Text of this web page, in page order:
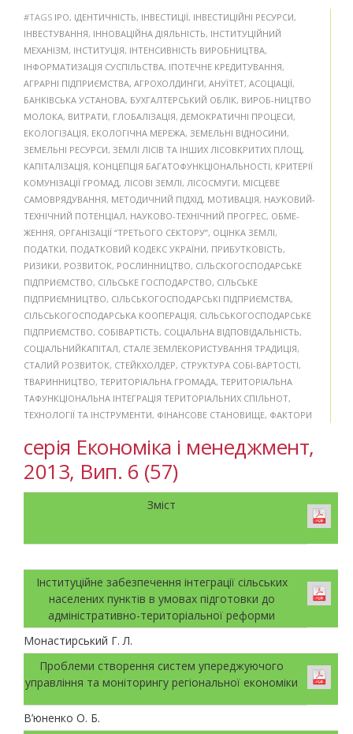
#TAGS IPO, ІДЕНТИЧНІСТЬ, ІНВЕСТИЦІЇ, ІНВЕСТИЦІЙНІ РЕСУРСИ,
ІНВЕСТУВАННЯ, ІННОВАЦІЙНА ДІЯЛЬНІСТЬ, ІНСТИТУЦІЙНИЙ
МЕХАНІЗМ, ІНСТИТУЦІЯ, ІНТЕНСИВНІСТЬ ВИРОБНИЦТВА,
ІНФОРМАТИЗАЦІЯ СУСПІЛЬСТВА, ІПОТЕЧНЕ КРЕДИТУВАННЯ,
АГРАРНІ ПІДПРИЄМСТВА, АГРОХОЛДИНГИ, АНУЇТЕТ, АСОЦІАЦІЇ,
БАНКІВСЬКА УСТАНОВА, БУХГАЛТЕРСЬКИЙ ОБЛІК, ВИРОБ-НИЦТВО
МОЛОКА, ВИТРАТИ, ГЛОБАЛІЗАЦІЯ, ДЕМОКРАТИЧНІ ПРОЦЕСИ,
ЕКОЛОГІЗАЦІЯ, ЕКОЛОГІЧНА МЕРЕЖА, ЗЕМЕЛЬНІ ВІДНОСИНИ,
ЗЕМЕЛЬНІ РЕСУРСИ, ЗЕМЛІ ЛІСІВ ТА ІНШИХ ЛІСОВКРИТИХ ПЛОЩ,
КАПІТАЛІЗАЦІЯ, КОНЦЕПЦІЯ БАГАТОФУНКЦІОНАЛЬНОСТІ, КРИТЕРІЇ
КОМУНІЗАЦІЇ ГРОМАД, ЛІСОВІ ЗЕМЛІ, ЛІСОСМУГИ, МІСЦЕВЕ
САМОВРЯДУВАННЯ, МЕТОДИЧНИЙ ПІДХІД, МОТИВАЦІЯ, НАУКОВИЙ-
ТЕХНІЧНИЙ ПОТЕНЦІАЛ, НАУКОВО-ТЕХНІЧНИЙ ПРОГРЕС, ОБМЕ-
ЖЕННЯ, ОРГАНІЗАЦІЇ “ТРЕТЬОГО СЕКТОРУ”, ОЦІНКА ЗЕМЛІ,
ПОДАТКИ, ПОДАТКОВИЙ КОДЕКС УКРАЇНИ, ПРИБУТКОВІСТЬ,
РИЗИКИ, РОЗВИТОК, РОСЛИННИЦТВО, СІЛЬСКОГОСПОДАРСЬКЕ
ПІДПРИЄМСТВО, СІЛЬСЬКЕ ГОСПОДАРСТВО, СІЛЬСЬКЕ
ПІДПРИЄМНИЦТВО, СІЛЬСЬКОГОСПОДАРСЬКІ ПІДПРИЄМСТВА,
СІЛЬСЬКОГОСПОДАРСЬКА КООПЕРАЦІЯ, СІЛЬСЬКОГОСПОДАРСЬКЕ
ПІДПРИЄМСТВО, СОБІВАРТІСТЬ, СОЦІАЛЬНА ВІДПОВІДАЛЬНІСТЬ,
СОЦІАЛЬНИЙКАПІТАЛ, СТАЛЕ ЗЕМЛЕКОРИСТУВАННЯ ТРАДИЦІЯ,
СТАЛИЙ РОЗВИТОК, СТЕЙКХОЛДЕР, СТРУКТУРА СОБІ-ВАРТОСТІ,
ТВАРИННИЦТВО, ТЕРИТОРІАЛЬНА ГРОМАДА, ТЕРИТОРІАЛЬНА
ТАФУНКЦІОНАЛЬНА ІНТЕГРАЦІЯ ТЕРИТОРІАЛЬНИХ СПІЛЬНОТ,
ТЕХНОЛОГІЇ ТА ІНСТРУМЕНТИ, ФІНАНСОВЕ СТАНОВИЩЕ, ФАКТОРИ
серія Економіка і менеджмент,
2013, Вип. 6 (57)
Зміст
Інституційне забезпечення інтеграції сільських
населених пунктів в умовах підготовки до
адміністративно-територіальної реформи
Монастирський Г. Л.
Проблеми створення систем упереджуючого
управління та моніторингу регіональної економіки
В’юненко О. Б.